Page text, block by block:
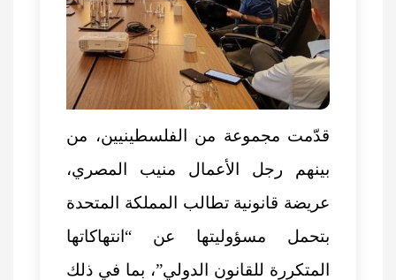
قدّمت مجموعة من الفلسطينيين، من
بينهم رجل الأعمال منيب المصري،
عريضة قانونية تطالب المملكة المتحدة
بتحمل مسؤوليتها عن “انتهاكاتها
المتكررة للقانون الدولي”، بما في ذلك